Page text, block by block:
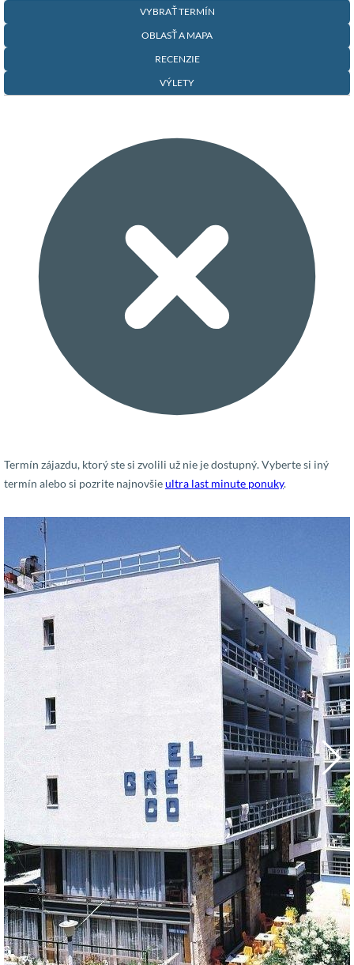
VYBRAŤ TERMÍN
OBLASŤ A MAPA
RECENZIE
VÝLETY
Termín zájazdu, ktorý ste si zvolili už nie je dostupný. Vyberte si iný
termín alebo si pozrite najnovšieultra last minute ponuky.